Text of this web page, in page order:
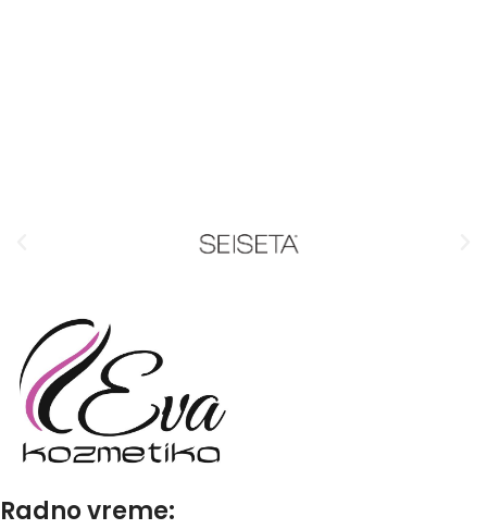
Radno vreme: